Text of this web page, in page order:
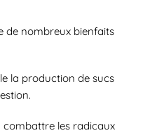
de nombreux bienfaits
la production de sucs
combattre les radicaux